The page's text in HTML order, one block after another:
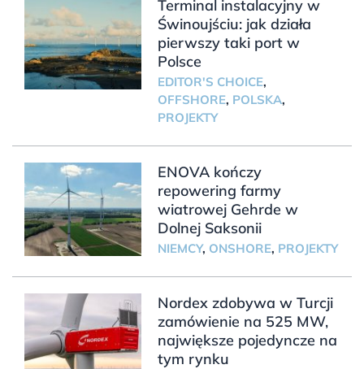
Terminal instalacyjny w
Świnoujściu: jak działa
pierwszy taki port w
Polsce
EDITOR'S CHOICE,
OFFSHORE, POLSKA,
PROJEKTY
ENOVA kończy
repowering farmy
wiatrowej Gehrde w
Dolnej Saksonii
NIEMCY, ONSHORE, PROJEKTY
Nordex zdobywa w Turcji
zamówienie na 525 MW,
największe pojedyncze na
tym rynku